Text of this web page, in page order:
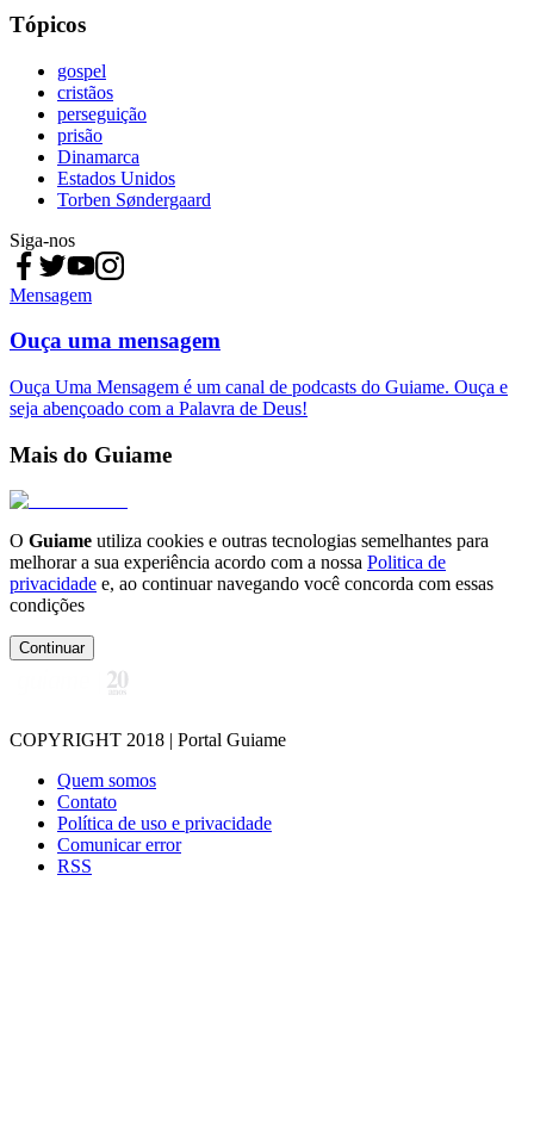
Tópicos
gospel
cristãos
perseguição
prisão
Dinamarca
Estados Unidos
Torben Søndergaard
Siga-nos
Mensagem
Ouça uma mensagem
Ouça Uma Mensagem é um canal de podcasts do Guiame. Ouça e
seja abençoado com a Palavra de Deus!
Mais do Guiame
O Guiame utiliza cookies e outras tecnologias semelhantes para
melhorar a sua experiência acordo com a nossa Politica de
privacidade e, ao continuar navegando você concorda com essas
condições
Continuar
COPYRIGHT 2018 | Portal Guiame
Quem somos
Contato
Política de uso e privacidade
Comunicar error
RSS